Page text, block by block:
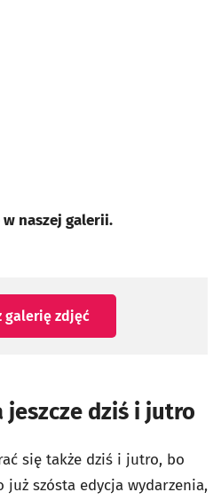
naszej galerii.
galerię zdjęć
dziś i jutro
się także dziś i jutro, bo
już szósta edycja wydarzenia,